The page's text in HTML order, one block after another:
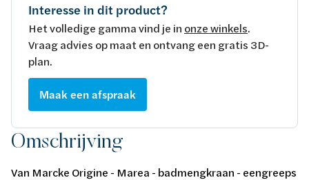
Interesse in dit product?
Het volledige gamma vind je in onze winkels.
Vraag advies op maat en ontvang een gratis 3D-
plan.
Maak een afspraak
Omschrijving
Van Marcke Origine - Marea - badmengkraan - eengreeps